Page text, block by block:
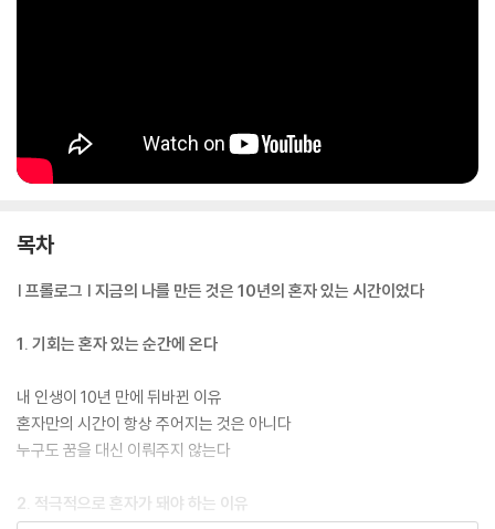
목차
| 프롤로그 | 지금의 나를 만든 것은 10년의 혼자 있는 시간이었다
1. 기회는 혼자 있는 순간에 온다
내 인생이 10년 만에 뒤바뀐 이유
혼자만의 시간이 항상 주어지는 것은 아니다
누구도 꿈을 대신 이뤄주지 않는다
2. 적극적으로 혼자가 돼야 하는 이유